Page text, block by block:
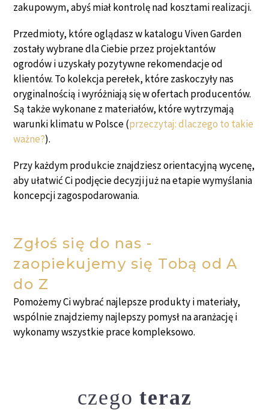
zakupowym, abyś miał kontrolę nad kosztami realizacji.
Przedmioty, które oglądasz w katalogu Viven Garden
zostały wybrane dla Ciebie przez projektantów
ogrodów i uzyskały pozytywne rekomendacje od
klientów. To kolekcja perełek, które zaskoczyły nas
oryginalnością i wyróżniają się w ofertach producentów.
Są także wykonane z materiałów, które wytrzymają
warunki klimatu w Polsce (przeczytaj: dlaczego to takie
ważne?).
Przy każdym produkcie znajdziesz orientacyjną wycenę,
aby ułatwić Ci podjęcie decyzji już na etapie wymyślania
koncepcji zagospodarowania.
Zgłoś się do nas -
zaopiekujemy się Tobą od A
do Z
Pomożemy Ci wybrać najlepsze produkty i materiały,
wspólnie znajdziemy najlepszy pomysł na aranżację i
wykonamy wszystkie prace kompleksowo.
czegoteraz